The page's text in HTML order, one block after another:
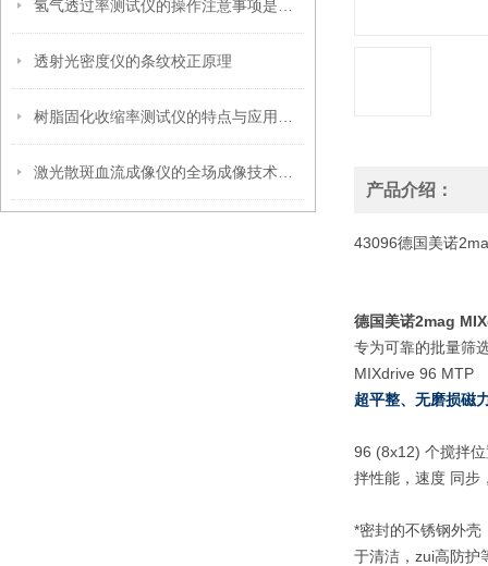
透射光密度仪的条纹校正原理
产品介绍：
43096德国美诺
德国美诺2mag
专为可靠的批量筛
MIXdrive 96 MTP
超平整、无磨损磁
96 (8x12) 个搅拌
拌性能，速度 同步
*密封的不锈钢外壳
于清洁，zui高防护